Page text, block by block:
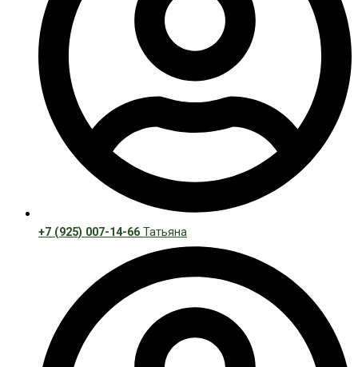
+7 (925) 007-14-66 Татьяна